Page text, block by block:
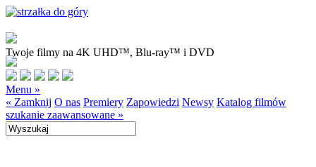
Twoje filmy na 4K UHD™, Blu-ray™ i DVD
Menu »
« Zamknij O nas Premiery Zapowiedzi Newsy Katalog filmów
szukanie zaawansowane »